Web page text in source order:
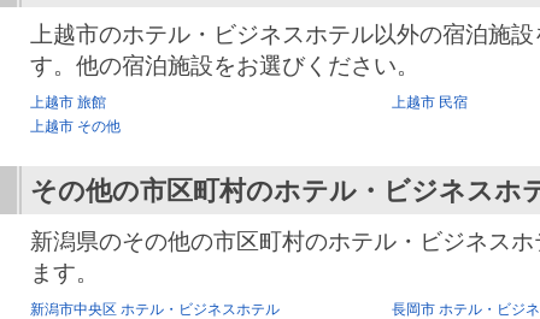
上越市のホテル・ビジネスホテル以外の宿泊施
す。他の宿泊施設をお選びください。
上越市 旅館
上越市 民宿
上越市 その他
その他の市区町村のホテル・ビジネスホ
新潟県のその他の市区町村のホテル・ビジネス
ます。
新潟市中央区 ホテル・ビジネスホテル
長岡市 ホテル・ビジ